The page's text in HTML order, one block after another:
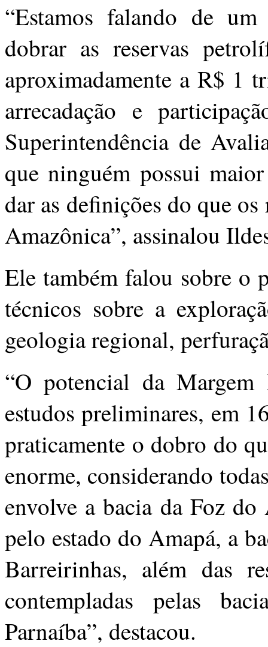
“Estamos falando de
dobrar as reservas
aproximadamente a R$ 1
arrecadação e
Superintendência de
que ninguém possui
dar as definições do que
Amazônica”, assinalou
Ele também falou sobre o
técnicos sobre a
geologia regional,
“O potencial da Margem
estudos preliminares, em
praticamente o dobro do
enorme, considerando
envolve a bacia da Foz do
pelo estado do Amapá, a
Barreirinhas, além das
contempladas pelas
Parnaíba”, destacou.